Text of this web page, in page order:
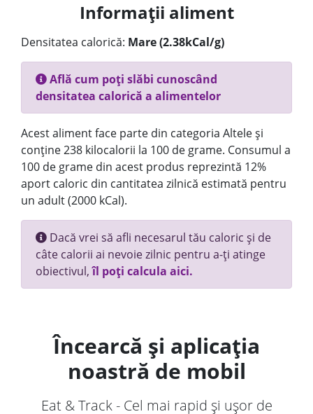
Informații aliment
Densitatea calorică: Mare (2.38kCal/g)
Află cum poți slăbi cunoscând
densitatea calorică a alimentelor
Acest aliment face parte din categoria Altele și
conține 238 kilocalorii la 100 de grame. Consumul a
100 de grame din acest produs reprezintă 12%
aport caloric din cantitatea zilnică estimată pentru
un adult (2000 kCal).
Dacă vrei să afli necesarul tău caloric și de
câte calorii ai nevoie zilnic pentru a-ți atinge
obiectivul,îl poți calcula aici.
Încearcă și aplicația
noastră de mobil
Eat & Track - Cel mai rapid și ușor de